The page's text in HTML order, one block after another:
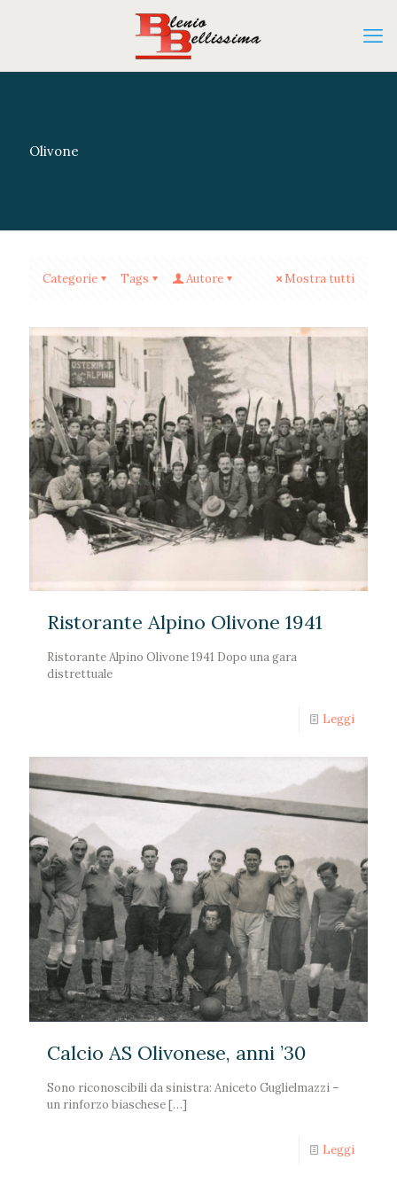
Olivone
Categorie Tags Autore Mostra tutti
Ristorante Alpino Olivone 1941
Ristorante Alpino Olivone 1941 Dopo una gara
distrettuale
Leggi
Calcio AS Olivonese, anni ’30
Sono riconoscibili da sinistra: Aniceto Guglielmazzi –
un rinforzo biaschese[…]
Leggi